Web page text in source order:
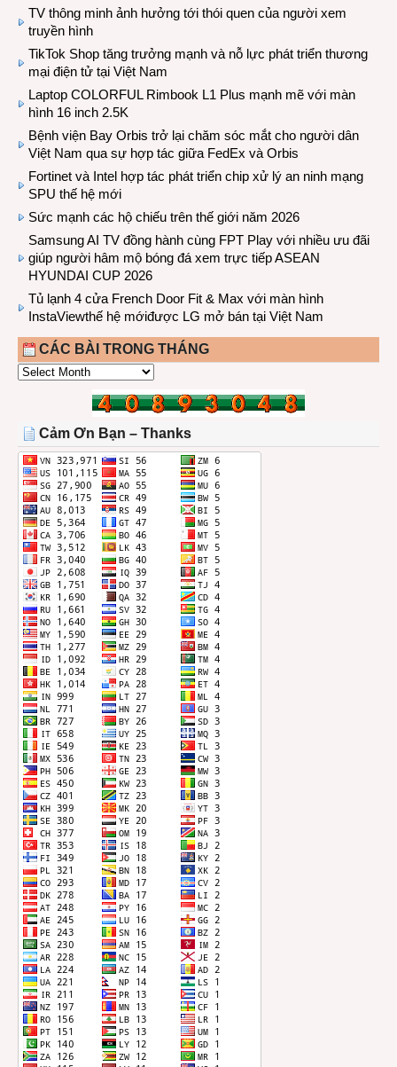
TV thông minh ảnh hưởng tới thói quen của người xem
truyền hình
TikTok Shop tăng trưởng mạnh và nỗ lực phát triển thương
mại điện tử tại Việt Nam
Laptop COLORFUL Rimbook L1 Plus mạnh mẽ với màn
hình 16 inch 2.5K
Bệnh viện Bay Orbis trở lại chăm sóc mắt cho người dân
Việt Nam qua sự hợp tác giữa FedEx và Orbis
Fortinet và Intel hợp tác phát triển chip xử lý an ninh mạng
SPU thế hệ mới
Sức mạnh các hộ chiếu trên thế giới năm 2026
Samsung AI TV đồng hành cùng FPT Play với nhiều ưu đãi
giúp người hâm mộ bóng đá xem trực tiếp ASEAN
HYUNDAI CUP 2026
Tủ lạnh 4 cửa French Door Fit & Max với màn hình
InstaViewthế hệ mớiđược LG mở bán tại Việt Nam
CÁC BÀI TRONG THÁNG
CÁC
THÁNG
Cảm Ơn Bạn – Thanks